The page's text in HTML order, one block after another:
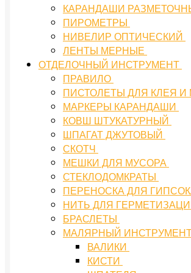
КАРАНДАШИ
ПИРОМЕТРЫ
НИВЕЛИР ОПТИЧЕСКИЙ
ЛЕНТЫ МЕРНЫЕ
ОТДЕЛОЧНЫЙ ИНСТРУМЕНТ
ПРАВИЛО
ПИСТОЛЕТЫ ДЛЯ КЛЕЯ
МАРКЕРЫ КАРАНДАШИ
КОВШ ШТУКАТУРНЫЙ
ШПАГАТ ДЖУТОВЫЙ
СКОТЧ
МЕШКИ ДЛЯ МУСОРА
СТЕКЛОДОМКРАТЫ
ПЕРЕНОСКА ДЛЯ
НИТЬ ДЛЯ
БРАСЛЕТЫ
МАЛЯРНЫЙ
ВАЛИКИ
КИСТИ